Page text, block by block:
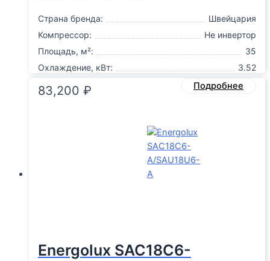
Страна бренда:
Швейцария
Компрессор:
Не инвертор
Площадь, м²:
35
Охлаждение, кВт:
3.52
83,200 ₽ Подробнее
Energolux SAC18С6-